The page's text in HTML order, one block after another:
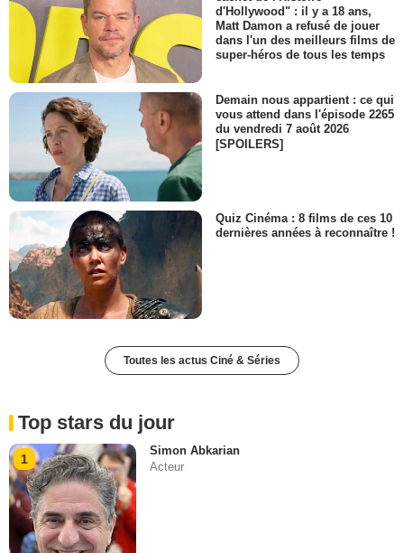
d'Hollywood" : il y a 18 ans,
Matt Damon a refusé de jouer
dans l'un des meilleurs films de
super-héros de tous les temps
Demain nous appartient : ce qui
vous attend dans l'épisode 2265
du vendredi 7 août 2026
[SPOILERS]
Quiz Cinéma : 8 films de ces 10
dernières années à reconnaître !
Toutes les actus Ciné & Séries
Top stars du jour
1
Simon Abkarian
Acteur